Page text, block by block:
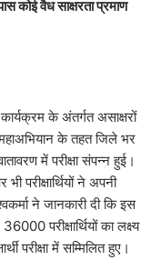
कोई वैध साक्षरता प्रमाण
के अंतर्गत असाक्षरों
के तहत जिले भर
में परीक्षा संपन्न हुई।
ने अपनी
ने जानकारी दी कि इस
परीक्षार्थियों का लक्ष्य
परीक्षा में सम्मिलित हुए।